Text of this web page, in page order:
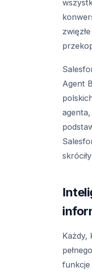
Agent
Każdy,
funkcje